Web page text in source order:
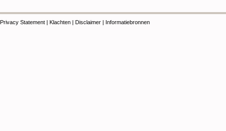
Privacy Statement | Klachten | Disclaimer | Informatiebronnen